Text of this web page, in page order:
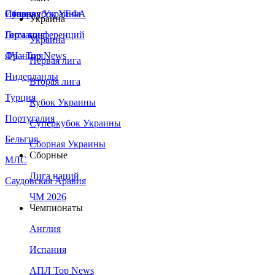
Сборная Украины
Италия
Германия
Франция
Нидерланды
Турция
Португалия
Бельгия
МЛС
Саудовская Аравия
Суперкубок УЕФА
Лига конференций
ЛЧ - Top News
Украина
Украина
Первая лига
Вторая лига
Кубок Украины
Суперкубок Украины
Сборная Украины
Сборные
Лига наций
ЧМ 2026
Чемпионаты
Англия
Испания
АПЛ Top News